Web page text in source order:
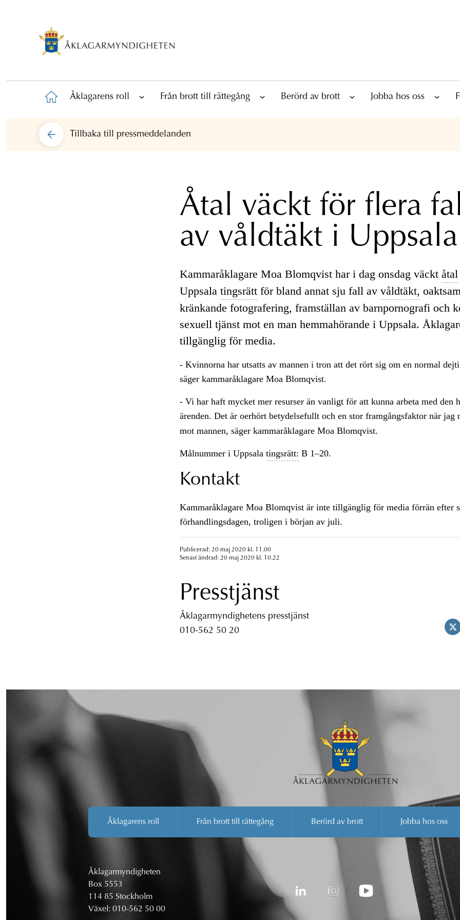
Åklagarens roll Från brott till rättegång Berörd av brott Jobba hos oss
Tillbaka till pressmeddelanden
Åtal väckt för flera
av våldtäkt i Uppsala
Kammaråklagare Moa Blomqvist har i dag onsdag väckt åtal
Uppsala tingsrättför bland annat sju fall av våldtäkt,
kränkande fotografering, framställan av barnpornografi och
sexuell tjänst mot en man hemmahörande i Uppsala.
tillgänglig för media.
- Kvinnorna har utsatts av mannen i tron att det rört sig om en normal
säger kammaråklagare Moa Blomqvist.
- Vi har haft mycket mer resurser än vanligt för att kunna arbeta med den
ärenden. Det är oerhört betydelsefullt och en stor framgångsfaktor när jag
mot mannen, säger kammaråklagare Moa Blomqvist.
Målnummer i Uppsala tingsrätt: B 1–20.
Kontakt
Kammaråklagare Moa Blomqvist är inte tillgänglig för media förrän efter
förhandlingsdagen, troligen i början av juli.
Publicerad: 20 maj 2020 kl. 11.00
Senast ändrad: 20 maj 2020 kl. 10.22
Presstjänst
Åklagarmyndighetens presstjänst
010-562 50 20
Åklagarens roll Från brott till rättegång Berörd av brott Jobba hos oss
Åklagarmyndigheten
Box 5553
114 85 Stockholm
Växel: 010-562 50 00